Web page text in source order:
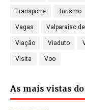
Transporte Turismo
Vagas Valparaíso
Viação Viaduto
Visita Voo
As mais vistas